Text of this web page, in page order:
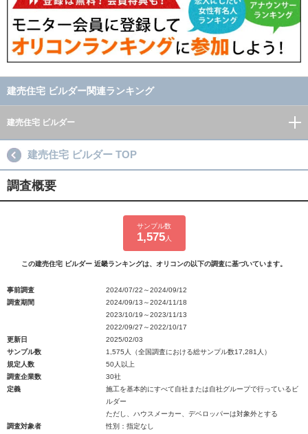
建売住宅 ビルダー関連ランキング
建売住宅 ビルダー
建売住宅 ビルダー TOP
調査概要
サンプル数
1,575人
この建売住宅 ビルダー 近畿ランキングは、オリコンの以下の調査に基づいています。
事前調査
2024/07/22～2024/09/12
調査期間
2024/09/13～2024/11/18
2023/10/19～2023/11/13
2022/09/27～2022/10/17
更新日
2025/02/03
サンプル数
1,575人（全国調査における総サンプル数17,281人）
規定人数
50人以上
調査企業数
30社
定義
施工を基本的にすべて自社または自社グループで行っているビ
ルダー
ただし、ハウスメーカー、デベロッパーは対象外とする
調査対象者
性別：指定なし